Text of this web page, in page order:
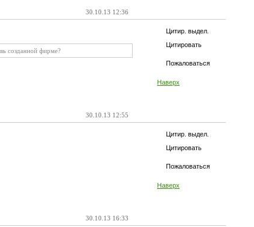
30.10.13 12:36
Цитир. выдел.
Цитировать
Пожаловаться
Наверх
созданной фирме?
30.10.13 12:55
Цитир. выдел.
Цитировать
Пожаловаться
Наверх
30.10.13 16:33